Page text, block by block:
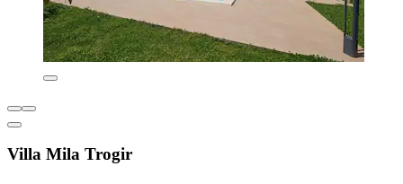
Villa Mila Trogir